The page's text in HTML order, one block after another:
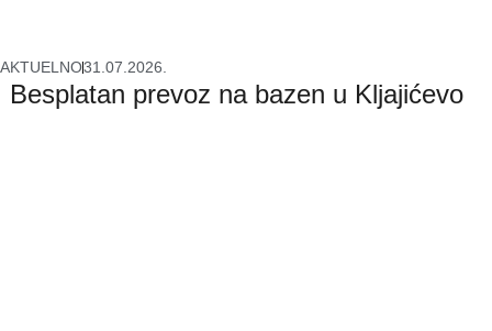
AKTUELNO31.07.2026.
Besplatan prevoz na bazen u Kljajićevo